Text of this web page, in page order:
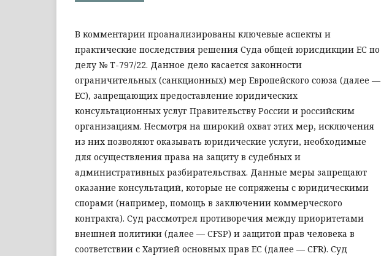
В комментарии проанализированы ключевые аспекты и
практические последствия решения Суда общей юрисдикции ЕС по
делу № T-797/22. Данное дело касается законности
ограничительных (санкционных) мер Европейского союза (далее —
ЕС), запрещающих предоставление юридических
консультационных услуг Правительству России и российским
организациям. Несмотря на широкий охват этих мер, исключения
из них позволяют оказывать юридические услуги, необходимые
для осуществления права на защиту в судебных и
административных разбирательствах. Данные меры запрещают
оказание консультаций, которые не сопряжены с юридическими
спорами (например, помощь в заключении коммерческого
контракта). Суд рассмотрел противоречия между приоритетами
внешней политики (далее — CFSP) и защитой прав человека в
соответствии с Хартией основных прав ЕС (далее — CFR). Суд